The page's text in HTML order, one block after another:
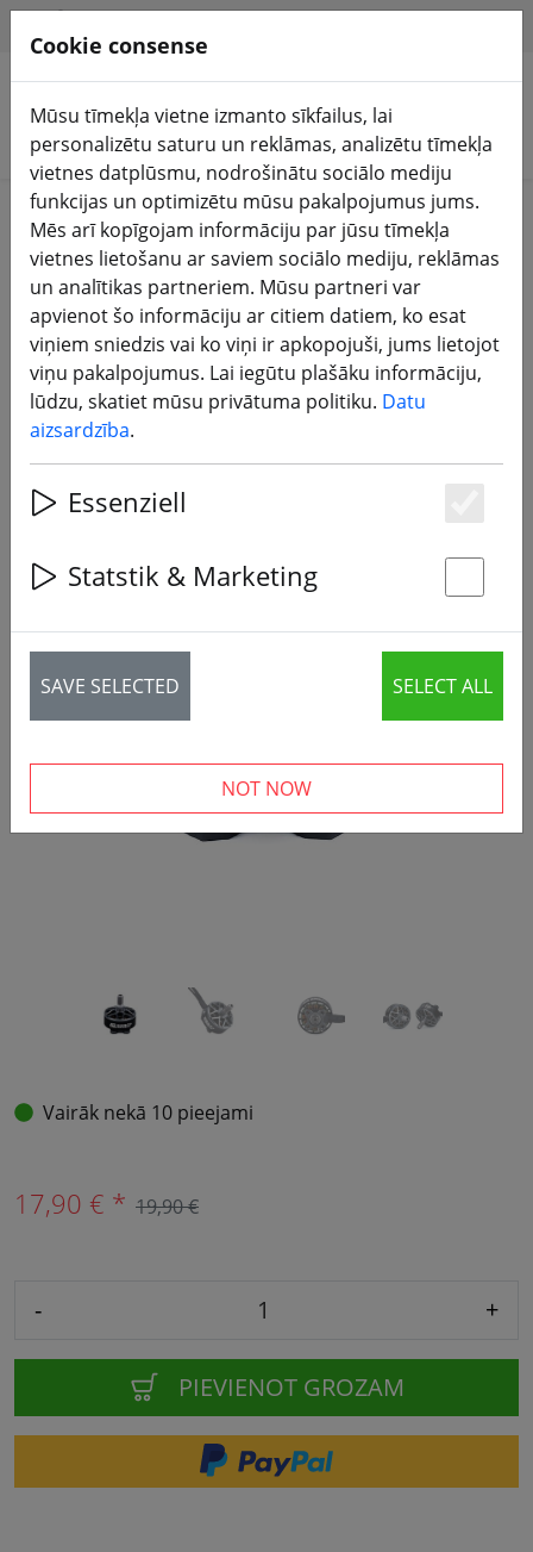
Meklēt produktus
Home Sastāvdaļas Motori
Axisflying AE2207 V2 1860KV FPV
motors
‹ ›
10% DISCOUNT
Vairāk nekā 10 pieejami
17,90 € * 19,90 €
- +
PIEVIENOT GROZAM
Cookie consense
Mūsu tīmekļa vietne izmanto sīkfailus, lai
personalizētu saturu un reklāmas, analizētu tīmekļa
vietnes datplūsmu, nodrošinātu sociālo mediju
funkcijas un optimizētu mūsu pakalpojumus jums.
Mēs arī kopīgojam informāciju par jūsu tīmekļa
vietnes lietošanu ar saviem sociālo mediju, reklāmas
un analītikas partneriem. Mūsu partneri var
apvienot šo informāciju ar citiem datiem, ko esat
viņiem sniedzis vai ko viņi ir apkopojuši, jums lietojot
viņu pakalpojumus. Lai iegūtu plašāku informāciju,
lūdzu, skatiet mūsu privātuma politiku. Datu
aizsardzība.
Essenziell
Statstik & Marketing
SAVE SELECTED SELECT ALL
NOT NOW